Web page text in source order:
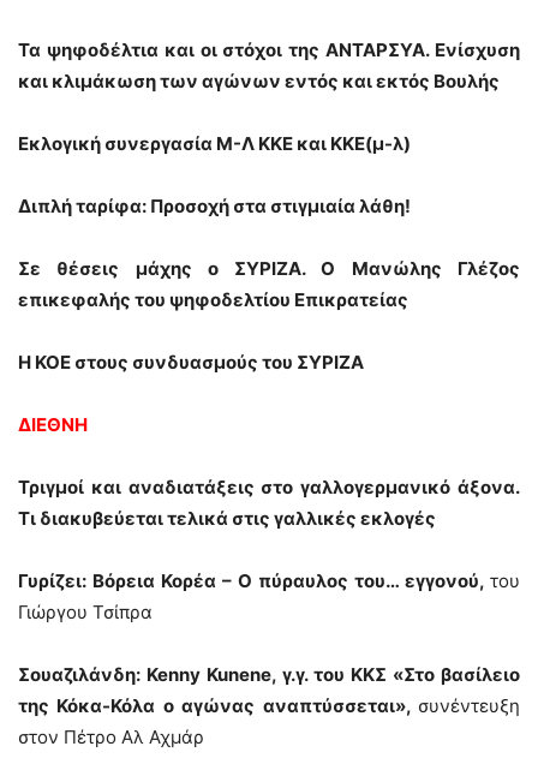
Τα ψηφοδέλτια και οι στόχοι της ΑΝΤΑΡΣΥΑ. Ενίσχυση
και κλιμάκωση των αγώνων εντός και εκτός Βουλής
Εκλογική συνεργασία Μ-Λ ΚΚΕ και ΚΚΕ(μ-λ)
Διπλή ταρίφα: Προσοχή στα στιγμιαία λάθη!
Σε θέσεις μάχης ο ΣΥΡΙΖΑ. Ο Μανώλης Γλέζος
επικεφαλής του ψηφοδελτίου Επικρατείας
Η ΚΟΕ στους συνδυασμούς του ΣΥΡΙΖΑ
ΔΙΕΘΝΗ
Τριγμοί και αναδιατάξεις στο γαλλογερμανικό άξονα.
Τι διακυβεύεται τελικά στις γαλλικές εκλογές
Γυρίζει: Βόρεια Κορέα – Ο πύραυλος του… εγγονού, του
Γιώργου Τσίπρα
Σουαζιλάνδη: Kenny Kunene, γ.γ. του ΚΚΣ «Στο βασίλειο
της Κόκα-Κόλα ο αγώνας αναπτύσσεται», συνέντευξη
στον Πέτρο Αλ Αχμάρ